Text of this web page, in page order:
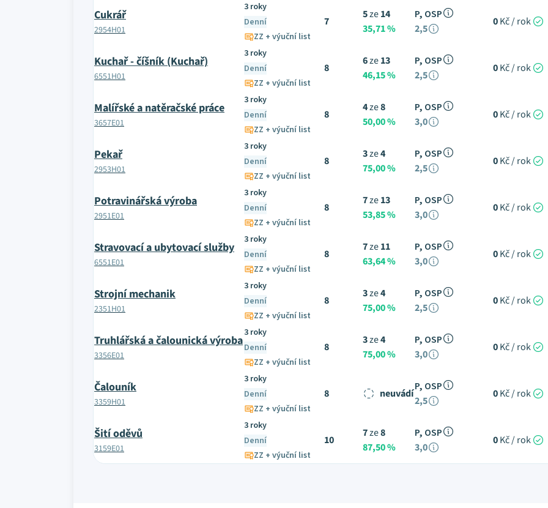
Cukrář
2954H01
3 roky
Denní
ZZ + výuční list
7
5ze14
35,71 %
P, OSP
2,5
0Kč / rok
Kuchař - číšník (Kuchař)
6551H01
3 roky
Denní
ZZ + výuční list
8
6ze13
46,15 %
P, OSP
2,5
0Kč / rok
Malířské a natěračské práce
3657E01
3 roky
Denní
ZZ + výuční list
8
4ze8
50,00 %
P, OSP
3,0
0Kč / rok
Pekař
2953H01
3 roky
Denní
ZZ + výuční list
8
3ze4
75,00 %
P, OSP
2,5
0Kč / rok
Potravinářská výroba
2951E01
3 roky
Denní
ZZ + výuční list
8
7ze13
53,85 %
P, OSP
3,0
0Kč / rok
Stravovací a ubytovací služby
6551E01
3 roky
Denní
ZZ + výuční list
8
7ze11
63,64 %
P, OSP
3,0
0Kč / rok
Strojní mechanik
2351H01
3 roky
Denní
ZZ + výuční list
8
3ze4
75,00 %
P, OSP
2,5
0Kč / rok
Truhlářská a čalounická výroba
3356E01
3 roky
Denní
ZZ + výuční list
8
3ze4
75,00 %
P, OSP
3,0
0Kč / rok
Čalouník
3359H01
3 roky
Denní
ZZ + výuční list
8 neuvádí
P, OSP
2,5
0Kč / rok
Šití oděvů
3159E01
3 roky
Denní
ZZ + výuční list
10
7ze8
87,50 %
P, OSP
3,0
0Kč / rok